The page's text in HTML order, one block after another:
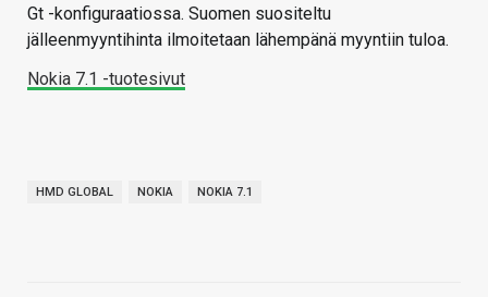
Gt -konfiguraatiossa. Suomen suositeltu
jälleenmyyntihinta ilmoitetaan lähempänä myyntiin tuloa.
Nokia 7.1 -tuotesivut
HMD GLOBAL NOKIA NOKIA 7.1